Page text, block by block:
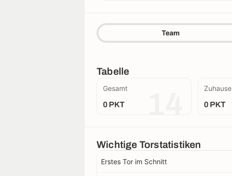
Team
Tabelle
Gesamt
0 PKT
Zuhause
0 PKT
Wichtige Torstatistiken
Erstes Tor im Schnitt